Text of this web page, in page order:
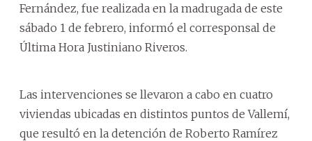
Fernández, fue realizada en la madrugada de este
sábado 1 de febrero, informó el corresponsal de
Última Hora Justiniano Riveros.
Las intervenciones se llevaron a cabo en cuatro
viviendas ubicadas en distintos puntos de Vallemí,
que resultó en la detención de Roberto Ramírez